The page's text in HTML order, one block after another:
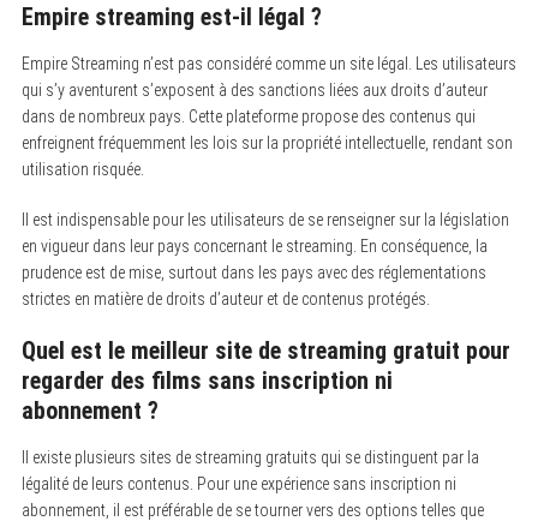
Empire streaming est-il légal ?
Empire Streaming n’est pas considéré comme un site légal. Les utilisateurs
qui s’y aventurent s’exposent à des sanctions liées aux droits d’auteur
dans de nombreux pays. Cette plateforme propose des contenus qui
enfreignent fréquemment les lois sur la propriété intellectuelle, rendant son
utilisation risquée.
Il est indispensable pour les utilisateurs de se renseigner sur la législation
en vigueur dans leur pays concernant le streaming. En conséquence, la
prudence est de mise, surtout dans les pays avec des réglementations
strictes en matière de droits d’auteur et de contenus protégés.
Quel est le meilleur site de streaming gratuit pour
regarder des films sans inscription ni
abonnement ?
Il existe plusieurs sites de streaming gratuits qui se distinguent par la
légalité de leurs contenus. Pour une expérience sans inscription ni
abonnement, il est préférable de se tourner vers des options telles que